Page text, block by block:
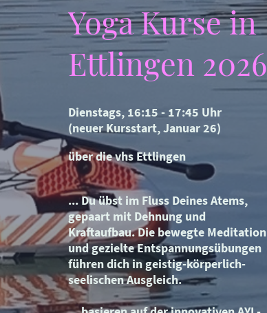
Yoga Kurse in
Ettlingen 2026
Dienstags, 16:15 - 17:45 Uhr
(neuer Kursstart, Januar 26)
über die vhs Ettlingen
... Du übst im Fluss Deines Atems,
gepaart mit Dehnung und
Kraftaufbau. Die bewegte Meditation
und gezielte Entspannungsübungen
führen dich in geistig-körperlich-
seelischen Ausgleich.